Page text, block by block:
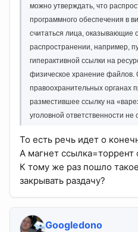
можно утверждать, что
программного обеспечения в
считаться лица, оказывающие
распространении, например,
гиперактивной ссылки на
физическое хранение файлов.
правоохранительных органах
разместившее ссылку на
уголовной ответственности
То есть речь идет о
А магнет ссылка=торрент
К тому же раз пошло
закрывать раздачу?
Googledono